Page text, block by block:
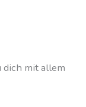
dich mit allem